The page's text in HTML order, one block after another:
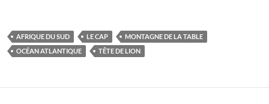
AFRIQUE DU SUD LE CAP
MONTAGNE DE LA TABLE
OCÉAN ATLANTIQUE
TÊTE DE LION